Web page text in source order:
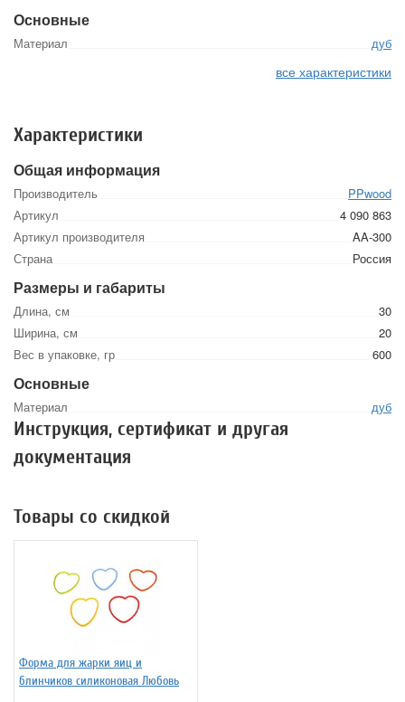
Основные
Материал дуб
все характеристики
Характеристики
Общая информация
Производитель
PPwood
Артикул
4 090 863
Артикул производителя
AA-300
Страна
Россия
Размеры и габариты
Длина, см
30
Ширина, см
20
Вес в упаковке, гр
600
Основные
Материал дуб
Инструкция, сертификат и другая
документация
Товары со скидкой
Форма для жарки яиц и
блинчиков силиконовая Любовь